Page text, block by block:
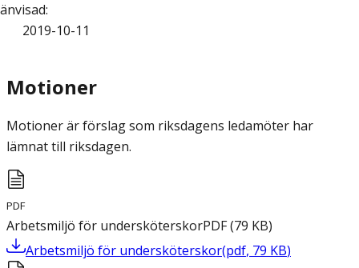
:
2019-10-11
Motioner
Motioner är förslag som riksdagens ledamöter har
lämnat till riksdagen.
PDF
Arbetsmiljö för undersköterskorPDF(79 KB)
Arbetsmiljö för undersköterskor(pdf, 79 KB)